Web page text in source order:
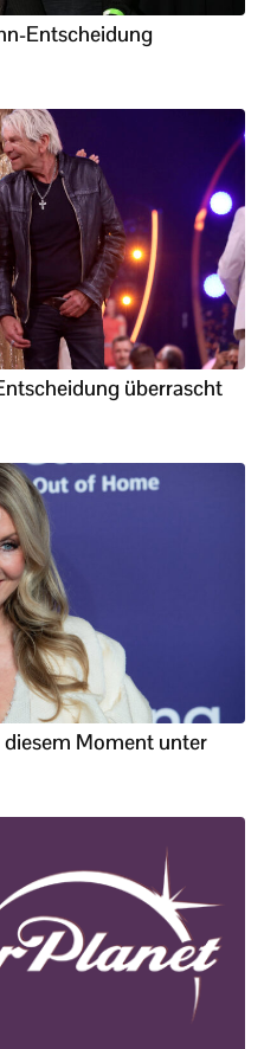
Entscheidung
überrascht
Moment unter